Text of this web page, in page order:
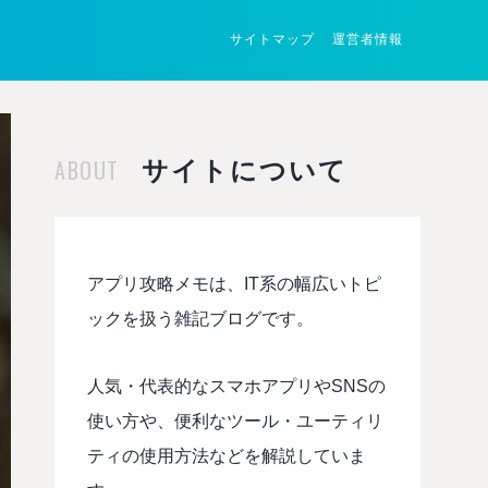
サイトマップ 運営者情報
ABOUT サイトについて
アプリ攻略メモは、IT系の幅広いトピ
ックを扱う雑記ブログです。
人気・代表的なスマホアプリやSNSの
使い方や、便利なツール・ユーティリ
ティの使用方法などを解説していま